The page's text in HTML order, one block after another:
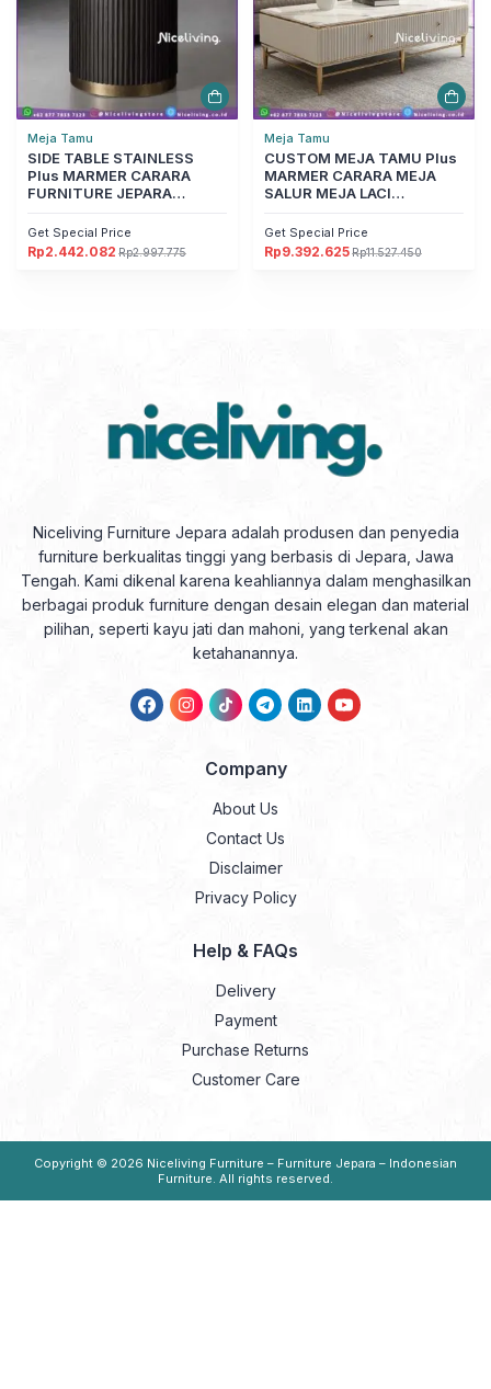
Meja Tamu
SIDE TABLE STAINLESS
Plus MARMER CARARA
FURNITURE JEPARA
Get Special Price
Rp2.997.775
Harga
Rp2.442.082
Harga
Meja Tamu
CUSTOM MEJA TAMU Plus
MARMER CARARA MEJA
SALUR MEJA LACI
Furniture Jepara
Get Special Price
Rp11.527.450
Harga
Rp9.392.625
Harga
Niceliving Furniture Jepara adalah produsen dan penyedia
furniture berkualitas tinggi yang berbasis di Jepara, Jawa
Tengah. Kami dikenal karena keahliannya dalam menghasilkan
berbagai produk furniture dengan desain elegan dan material
pilihan, seperti kayu jati dan mahoni, yang terkenal akan
ketahanannya.
Company
About Us
Contact Us
Disclaimer
Privacy Policy
Help & FAQs
Delivery
Payment
Purchase Returns
Customer Care
Copyright © 2026 Niceliving Furniture – Furniture Jepara – Indonesian
Furniture . All rights reserved.